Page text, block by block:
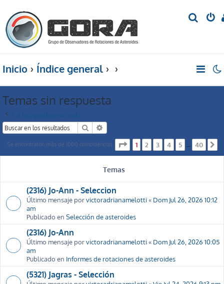
Inicio Índice general
Temas sin respuesta
Ir a búsqueda avanzada
Buscar
Se encontraron más de 1000 coincidencias Página de 40
1 2 3 4 5 … 40
Temas
(2316) Jo-Ann - Seleccion
Último mensaje porvictoradrianamelotti« Dom Jul 26, 2026 10:12
am
Publicado en Selección de asteroides
(2316) Jo-Ann
Último mensaje porvictoradrianamelotti« Dom Jul 26, 2026 10:05
am
Publicado en Informes de rotaciones de asteroides
(5321) Jagras - Selección